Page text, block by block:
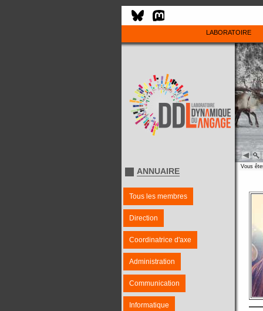
LABORATOIRE
ANNUAIRE
Tous les membres
Direction
Coordinatrice d'axe
Administration
Communication
Informatique
Vous